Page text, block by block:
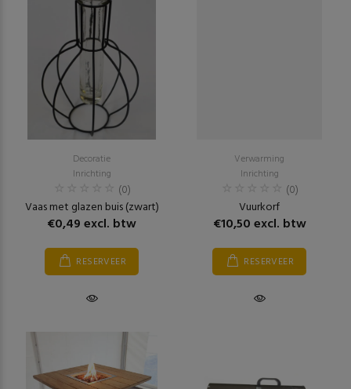
Decoratie
Inrichting
(0)
Vaas met glazen buis (zwart)
€0,49 excl. btw
RESERVEER
Verwarming
Inrichting
(0)
Vuurkorf
€10,50 excl. btw
RESERVEER